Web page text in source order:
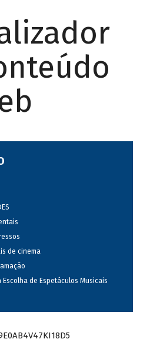
de cinema
Escolha de Espetáculos Musicais